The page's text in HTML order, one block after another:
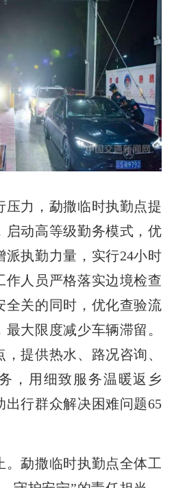
压力，勐撒临时执勤点提
启动高等级勤务模式，优
派执勤力量，实行24小时
作人员严格落实边境检查
全关的同时，优化查验流
大限度减少车辆滞留。
提供热水、路况咨询、
，用细致服务温暖返乡
出行群众解决困难问题65
。勐撒临时执勤点全体工